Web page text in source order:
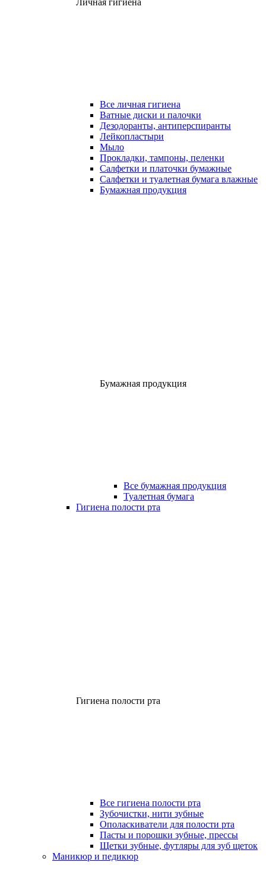
Личная гигиена
Все личная гигиена
Ватные диски и палочки
Дезодоранты, антиперспиранты
Лейкопластыри
Мыло
Прокладки, тампоны, пеленки
Салфетки и платочки бумажные
Салфетки и туалетная бумага влажные
Бумажная продукция
Бумажная продукция
Все бумажная продукция
Туалетная бумага
Гигиена полости рта
Гигиена полости рта
Все гигиена полости рта
Зубочистки, нити зубные
Ополаскиватели для полости рта
Пасты и порошки зубные, прессы
Щетки зубные, футляры для зуб щеток
Маникюр и педикюр